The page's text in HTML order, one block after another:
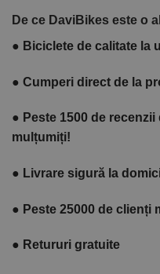
De ce DaviBikes este o
● Biciclete de calitate la
● Cumperi direct de la
● Peste 1500 de
mulțumiți!
● Livrare sigură la
● Peste 25000 de clienți
● Retururi gratuite